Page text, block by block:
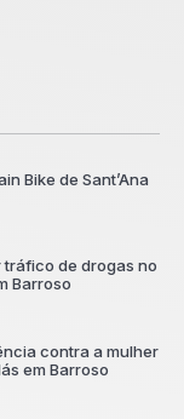
Bike de Sant’Ana
de drogas no
Barroso
contra a mulher
em Barroso